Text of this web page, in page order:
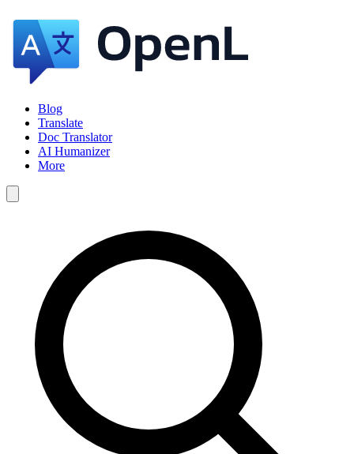
Blog
Translate
Doc Translator
AI Humanizer
More